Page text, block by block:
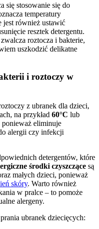
się stosowanie się do
temperatury
jest również ustawić
resztek detergentu.
roztocza i bakterie,
uszkodzić delikatne
i roztoczy w
z ubranek dla dzieci,
na przykład 60°C lub
ponieważ eliminuje
alergii czy infekcji
detergentów, które
środki czyszczące są
małych dzieci, ponieważ
skóry. Warto również
w pralce – to pomoże
alergeny.
ubranek dziecięcych: